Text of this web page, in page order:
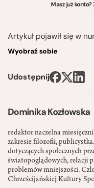
Dominika Kozłowska
redaktor naczelna
zakresie filozofii,
dotyczących społecznych
światopoglądowych, relacji
problemów mniejszości.
Chrześcijańskiej Kultury
Masz już
Artykuł pojawił się w
Wyobraź sobie
Udostępnij